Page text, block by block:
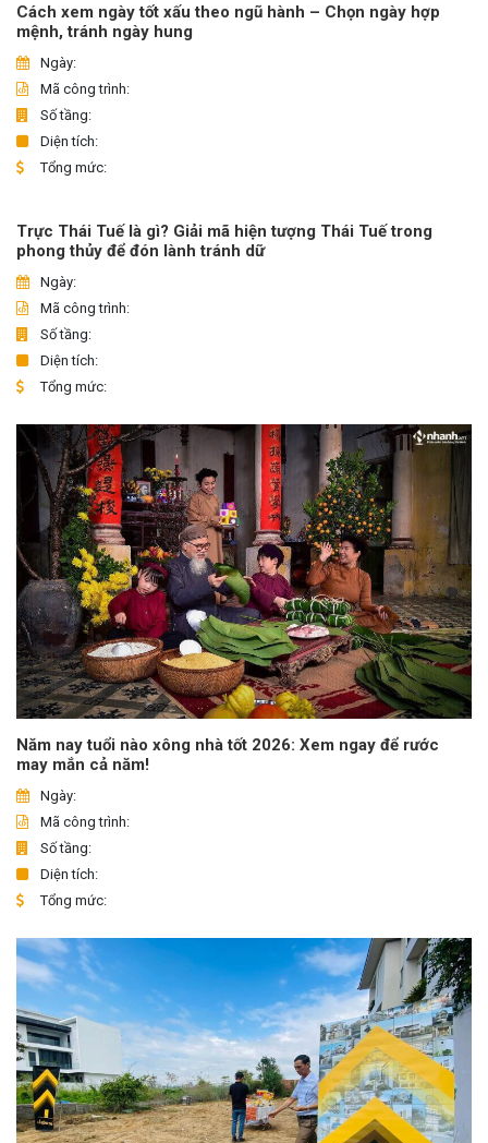
Cách xem ngày tốt xấu theo ngũ hành – Chọn ngày hợp
mệnh, tránh ngày hung
Ngày:
Mã công trình:
Số tầng:
Diện tích:
Tổng mức:
Trực Thái Tuế là gì? Giải mã hiện tượng Thái Tuế trong
phong thủy để đón lành tránh dữ
Ngày:
Mã công trình:
Số tầng:
Diện tích:
Tổng mức:
Năm nay tuổi nào xông nhà tốt 2026: Xem ngay để rước
may mắn cả năm!
Ngày:
Mã công trình:
Số tầng:
Diện tích:
Tổng mức: